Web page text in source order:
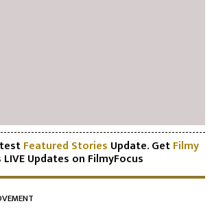
Featured Stories Update. GetFilmy
LIVE Updates on FilmyFocus